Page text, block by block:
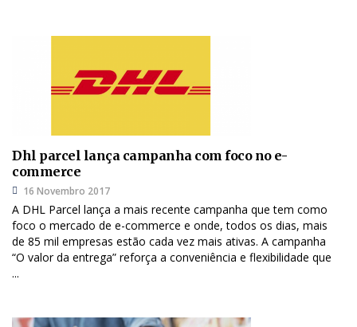
Dhl parcel lança campanha com foco no e-
commerce
16 Novembro 2017
A DHL Parcel lança a mais recente campanha que tem como
foco o mercado de e-commerce e onde, todos os dias, mais
de 85 mil empresas estão cada vez mais ativas. A campanha
“O valor da entrega” reforça a conveniência e flexibilidade que
...